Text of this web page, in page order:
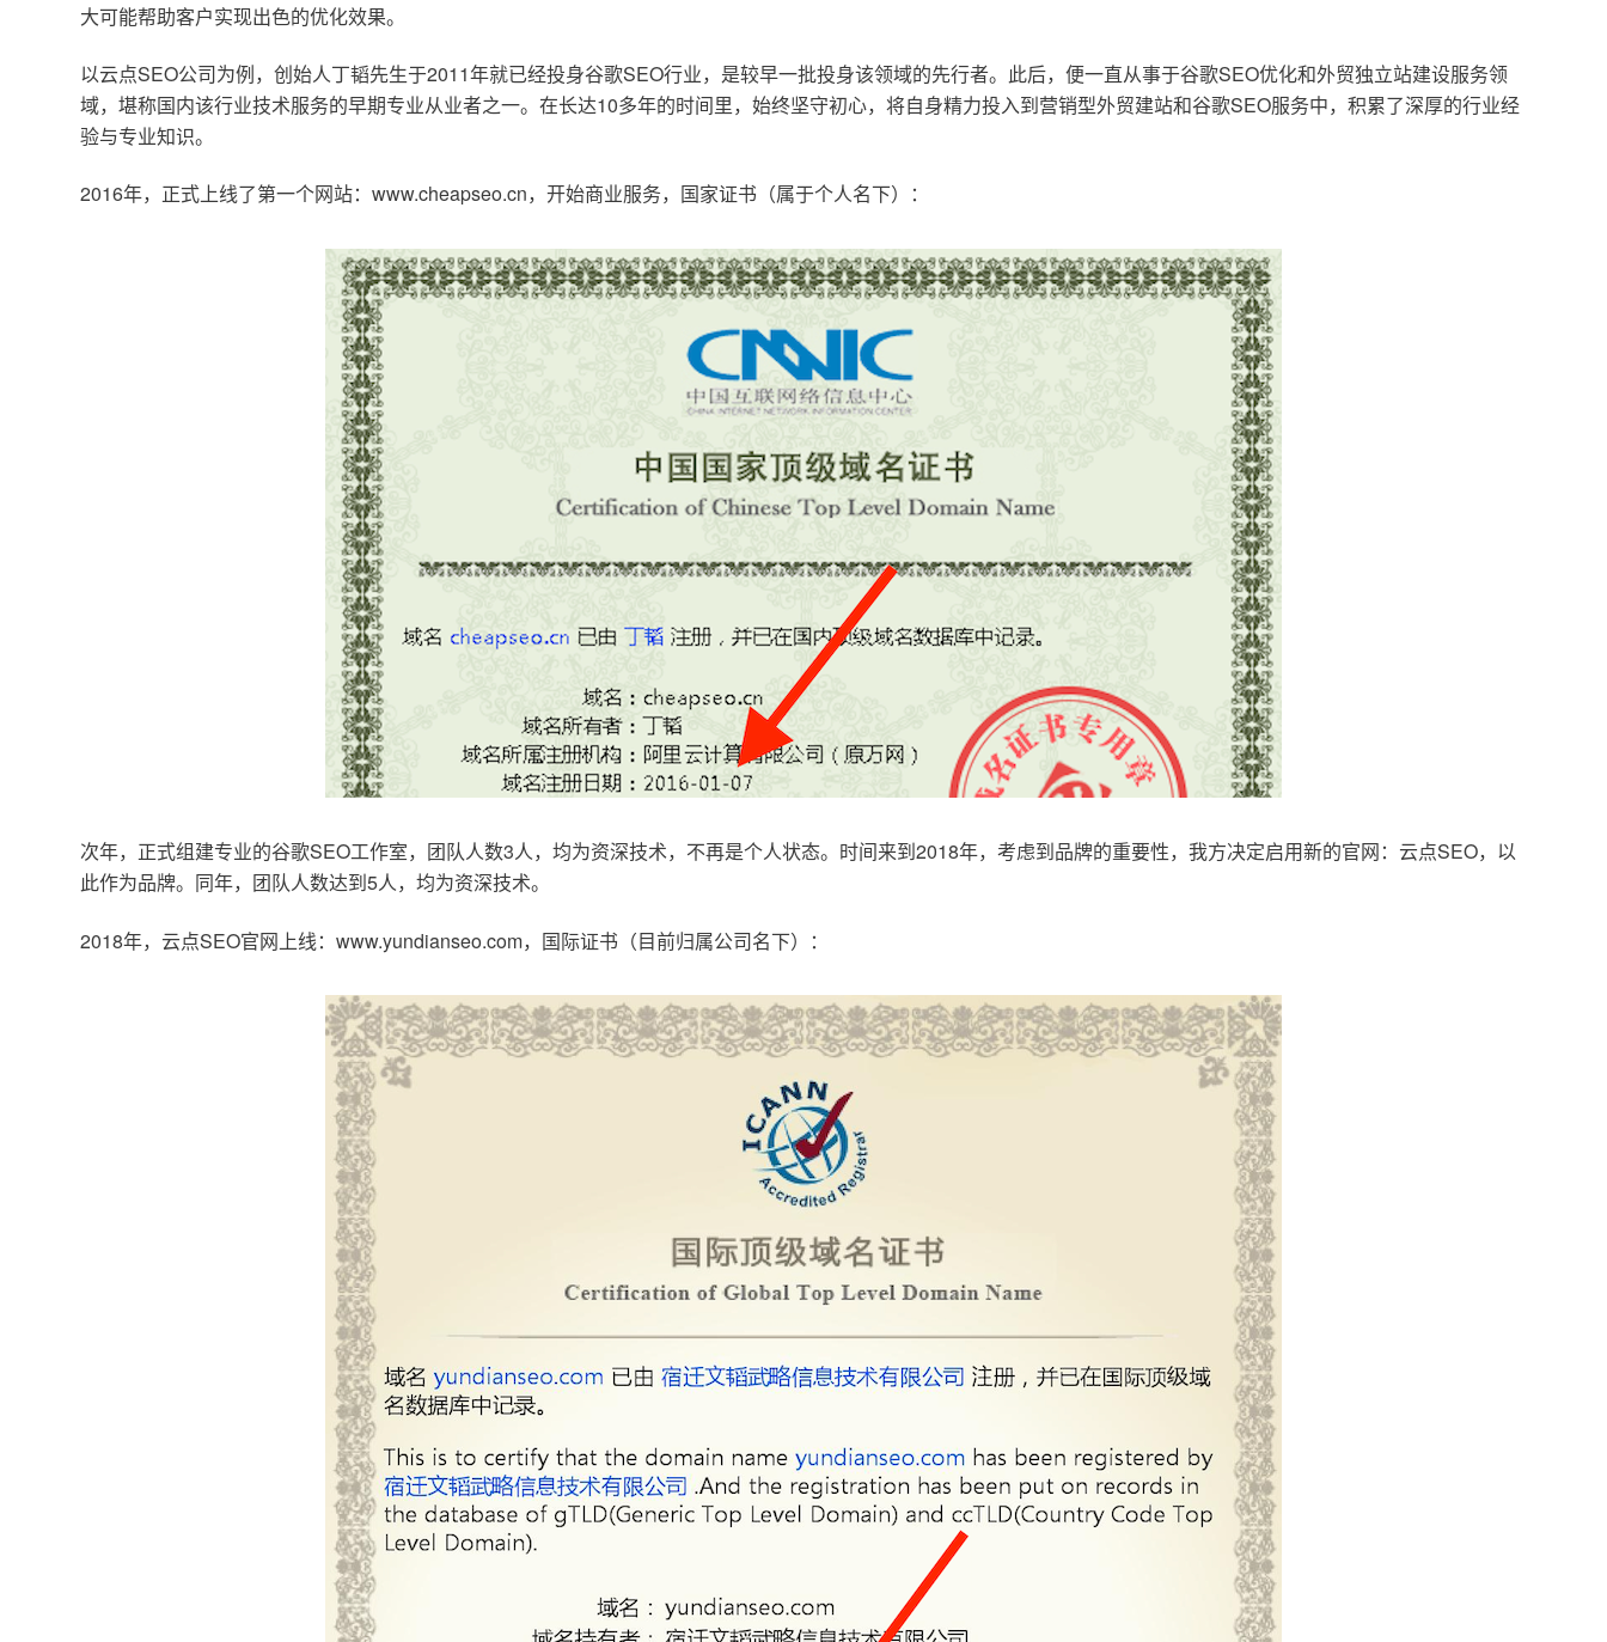
大可能帮助客户实现出色的优化效果。
以云点SEO公司为例，创始人丁韬先生于2011年就已经投身谷歌SEO行业，是较早一批投身该领域的先行者。此后，便一直从事于谷歌SEO优化和外贸独立站建设服务领
域，堪称国内该行业技术服务的早期专业从业者之一。在长达10多年的时间里，始终坚守初心，将自身精力投入到营销型外贸建站和谷歌SEO服务中，积累了深厚的行业经
验与专业知识。
2016年，正式上线了第一个网站：www.cheapseo.cn，开始商业服务，国家证书（属于个人名下）：
次年，正式组建专业的谷歌SEO工作室，团队人数3人，均为资深技术，不再是个人状态。时间来到2018年，考虑到品牌的重要性，我方决定启用新的官网：云点SEO，以
此作为品牌。同年，团队人数达到5人，均为资深技术。
2018年，云点SEO官网上线：www.yundianseo.com，国际证书（目前归属公司名下）：